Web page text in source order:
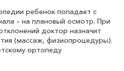
ребенок попадает с
– на плановый осмотр. При
доктор назначит
(массаж, физиопроцедуры).
ортопеду